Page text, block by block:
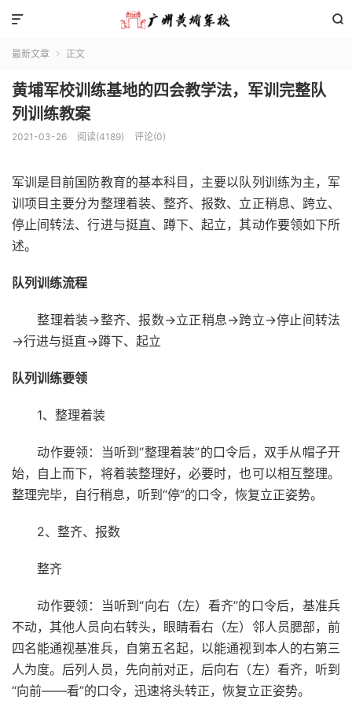


最新文章  正文
黄埔军校训练基地的四会教学法，军训完整队
列训练教案
2021-03-26 阅读(4189) 评论(0)
军训是目前国防教育的基本科目，主要以队列训练为主，军
训项目主要分为整理着装、整齐、报数、立正稍息、跨立、
停止间转法、行进与挺直、蹲下、起立，其动作要领如下所
述。
队列训练流程
整理着装→整齐、报数→立正稍息→跨立→停止间转法
→行进与挺直→蹲下、起立
队列训练要领
1、整理着装
动作要领：当听到“整理着装”的口令后，双手从帽子开
始，自上而下，将着装整理好，必要时，也可以相互整理。
整理完毕，自行稍息，听到“停”的口令，恢复立正姿势。
2、整齐、报数
整齐
动作要领：当听到“向右（左）看齐”的口令后，基准兵
不动，其他人员向右转头，眼睛看右（左）邻人员腮部，前
四名能通视基准兵，自第五名起，以能通视到本人的右第三
人为度。后列人员，先向前对正，后向右（左）看齐，听到
“向前——看”的口令，迅速将头转正，恢复立正姿势。